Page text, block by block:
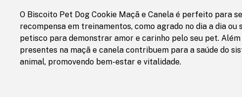
O Biscoito Pet Dog Cookie Maçã e Canela é perfeito para
recompensa em treinamentos, como agrado no dia a dia ou
petisco para demonstrar amor e carinho pelo seu pet.
presentes na maçã e canela contribuem para a saúde do
animal, promovendo bem-estar e vitalidade.